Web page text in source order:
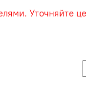
Уточняйте